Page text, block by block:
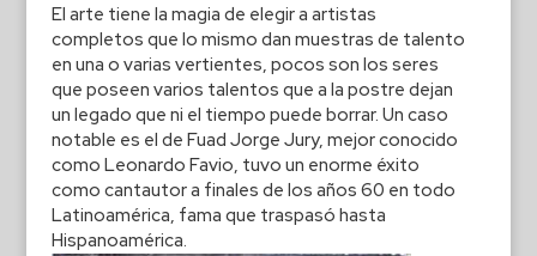
El arte tiene la magia de elegir a artistas
completos que lo mismo dan muestras de talento
en una o varias vertientes, pocos son los seres
que poseen varios talentos que a la postre dejan
un legado que ni el tiempo puede borrar. Un caso
notable es el de Fuad Jorge Jury, mejor conocido
como Leonardo Favio, tuvo un enorme éxito
como cantautor a finales de los años 60 en todo
Latinoamérica, fama que traspasó hasta
Hispanoamérica.